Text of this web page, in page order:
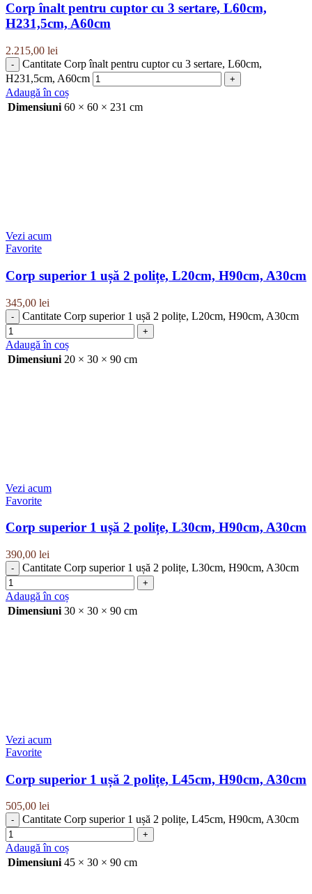
Corp înalt pentru cuptor cu 3 sertare, L60cm,
H231,5cm, A60cm
2.215,00 lei
Cantitate Corp înalt pentru cuptor cu 3 sertare, L60cm,
H231,5cm, A60cm
Adaugă în coș
Dimensiuni 60 × 60 × 231 cm
Vezi acum
Favorite
Corp superior 1 ușă 2 polițe, L20cm, H90cm, A30cm
345,00 lei
Cantitate Corp superior 1 ușă 2 polițe, L20cm, H90cm, A30cm
Adaugă în coș
Dimensiuni 20 × 30 × 90 cm
Vezi acum
Favorite
Corp superior 1 ușă 2 polițe, L30cm, H90cm, A30cm
390,00 lei
Cantitate Corp superior 1 ușă 2 polițe, L30cm, H90cm, A30cm
Adaugă în coș
Dimensiuni 30 × 30 × 90 cm
Vezi acum
Favorite
Corp superior 1 ușă 2 polițe, L45cm, H90cm, A30cm
505,00 lei
Cantitate Corp superior 1 ușă 2 polițe, L45cm, H90cm, A30cm
Adaugă în coș
Dimensiuni 45 × 30 × 90 cm